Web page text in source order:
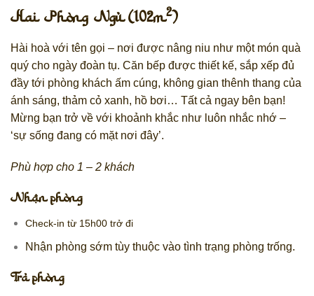
Hai Phòng Ngủ (102m2)
Hài hoà với tên gọi – nơi được nâng niu như một món quà
quý cho ngày đoàn tụ. Căn bếp được thiết kế, sắp xếp đủ
đầy tới phòng khách ấm cúng, không gian thênh thang của
ánh sáng, thảm cỏ xanh, hồ bơi… Tất cả ngay bên bạn!
Mừng bạn trở về với khoảnh khắc như luôn nhắc nhớ –
‘sự sống đang có mặt nơi đây’.
Phù hợp cho 1 – 2 khách
Nhận phòng
Check-in từ 15h00 trở đi
Nhận phòng sớm tùy thuộc vào tình trạng phòng trống.
Trả phòng